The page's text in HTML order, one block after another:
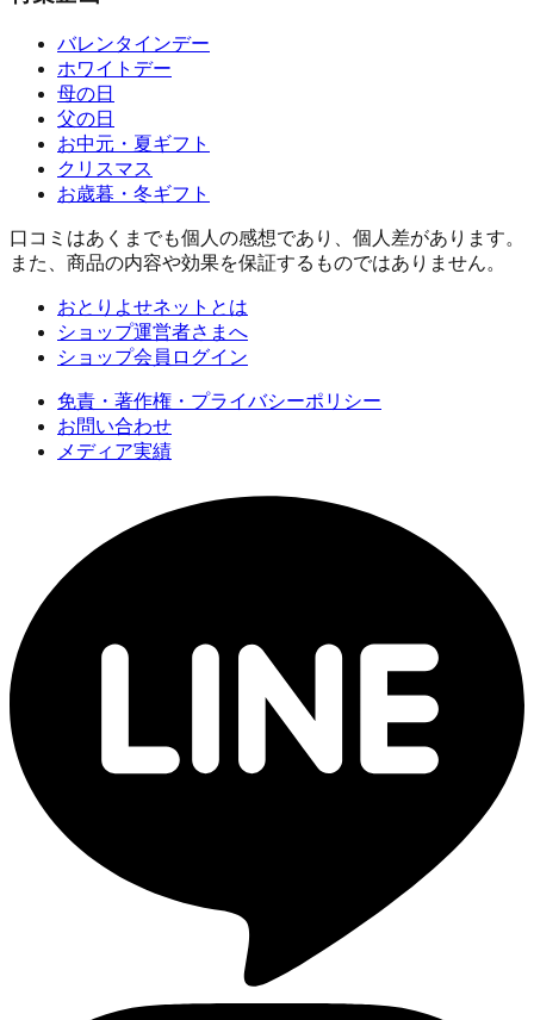
バレンタインデー
ホワイトデー
母の日
父の日
お中元・夏ギフト
クリスマス
お歳暮・冬ギフト
口コミはあくまでも個人の感想であり、個人差があります。
また、商品の内容や効果を保証するものではありません。
おとりよせネットとは
ショップ運営者さまへ
ショップ会員ログイン
免責・著作権・プライバシーポリシー
お問い合わせ
メディア実績